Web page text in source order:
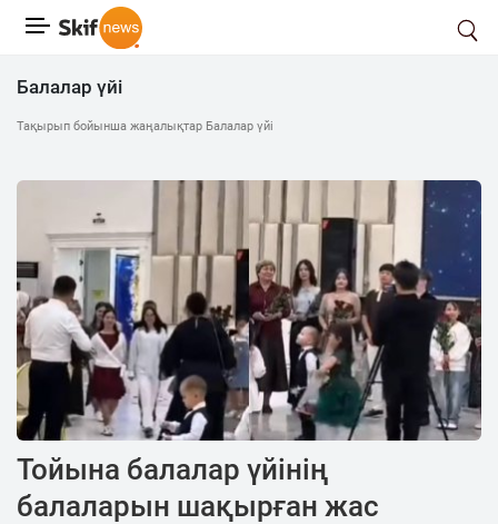
Балалар үйі
Тақырып бойынша жаңалықтар Балалар үйі
Тойына балалар үйінің
балаларын шақырған жас